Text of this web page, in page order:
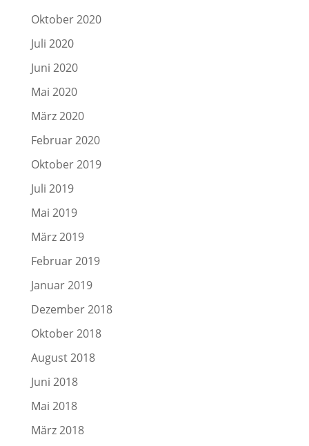
Oktober 2020
Juli 2020
Juni 2020
Mai 2020
März 2020
Februar 2020
Oktober 2019
Juli 2019
Mai 2019
März 2019
Februar 2019
Januar 2019
Dezember 2018
Oktober 2018
August 2018
Juni 2018
Mai 2018
März 2018